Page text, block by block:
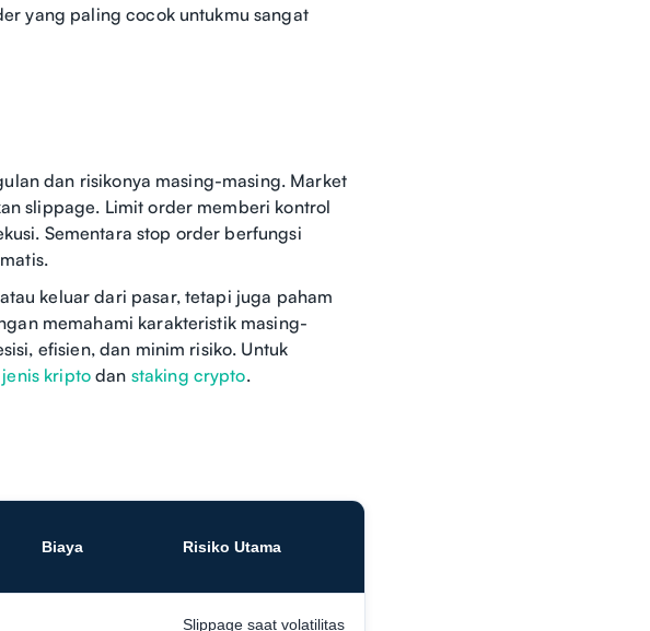
yang paling cocok untukmu sangat
dan risikonya masing-masing. Market
slippage. Limit order memberi kontrol
Sementara stop order berfungsi
keluar dari pasar, tetapi juga paham
memahami karakteristik masing-
efisien, dan minim risiko. Untuk
jenis kriptodan staking crypto.
Biaya Risiko Utama
Slippage saat volatilitas